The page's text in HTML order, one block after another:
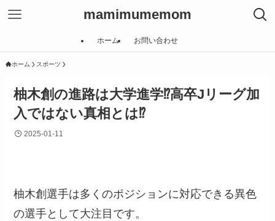
mamimumemom
ホーム お問い合わせ
ホーム スポーツ
柚木創の進路は大学進学⁉︎高卒Jリーグ加
入ではない真相とは⁉︎
2025-01-11
柚木創選手は多くのポジションに対応できる異色
の選手として大注目です。